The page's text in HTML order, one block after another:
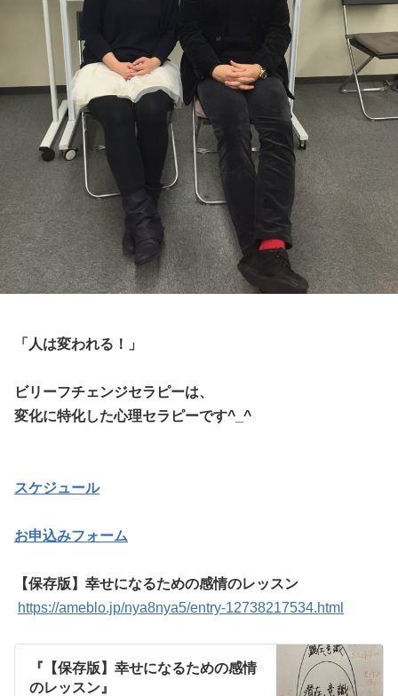
「人は変われる！」
ビリーフチェンジセラピーは、
変化に特化した心理セラピーです^_^
スケジュール
お申込みフォーム
【保存版】幸せになるための感情のレッスン
https://ameblo.jp/nya8nya5/entry-12738217534.html
『【保存版】幸せになるための感情
のレッスン』